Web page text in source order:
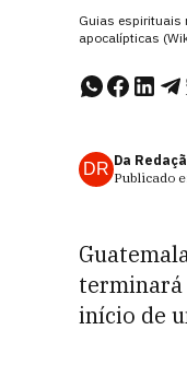
Guias espirituais
apocalípticas
DR Da
Publicado
terminará
início de